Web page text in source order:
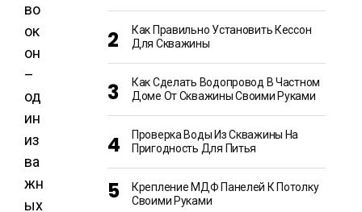
во
ок
он
–
од
ин
из
ва
жн
ых
Как Правильно Установить Кессон
Для Скважины
Как Сделать Водопровод В Частном
Доме От Скважины Своими Руками
Проверка Воды Из Скважины На
Пригодность Для Питья
Крепление МДФ Панелей К Потолку
Своими Руками